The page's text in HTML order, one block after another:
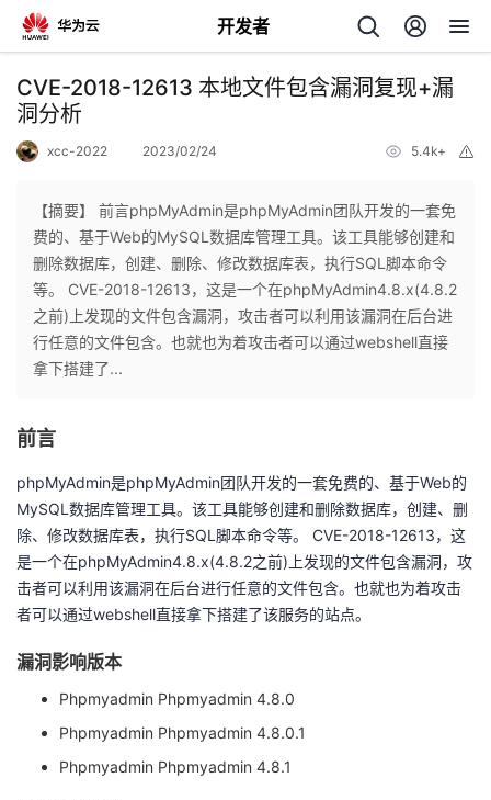
开发者
返
回
个
人
主
页
我
的
开
发
者
我
客
论
的
我
CVE-2018-12613 本地文件包含漏洞复现+漏
洞分析
xcc-2022 2023/02/24 5.4k+
【摘要】 前言phpMyAdmin是phpMyAdmin团队开发的一套免
费的、基于Web的MySQL数据库管理工具。该工具能够创建和
删除数据库，创建、删除、修改数据库表，执行SQL脚本命令
等。 CVE-2018-12613，这是一个在phpMyAdmin4.8.x(4.8.2
之前)上发现的文件包含漏洞，攻击者可以利用该漏洞在后台进
行任意的文件包含。也就也为着攻击者可以通过webshell直接
拿下搭建了...
前言
phpMyAdmin是phpMyAdmin团队开发的一套免费的、基于Web的
MySQL数据库管理工具。该工具能够创建和删除数据库，创建、删
除、修改数据库表，执行SQL脚本命令等。 CVE-2018-12613，这
是一个在phpMyAdmin4.8.x(4.8.2之前)上发现的文件包含漏洞，攻
击者可以利用该漏洞在后台进行任意的文件包含。也就也为着攻击
者可以通过webshell直接拿下搭建了该服务的站点。
漏洞影响版本
Phpmyadmin Phpmyadmin 4.8.0
Phpmyadmin Phpmyadmin 4.8.0.1
Phpmyadmin Phpmyadmin 4.8.1